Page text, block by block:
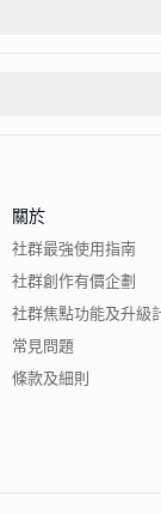
關於
社群最強使用指南
社群創作有價企劃
社群焦點功能及升級
常見問題
條款及細則